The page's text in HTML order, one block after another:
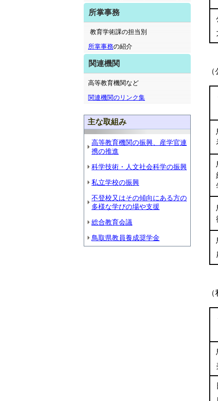
所掌事務
教育学術課の担当別
所掌事務の紹介
関連機関
高等教育機関など
関連機関のリンク集
主な取組み
高等教育機関の振興、産学官連
携の推進
科学技術・人文社会科学の振興
私立学校の振興
不登校又はその傾向にある方の
多様な学びの場や支援
総合教育会議
鳥取県教員養成奨学金